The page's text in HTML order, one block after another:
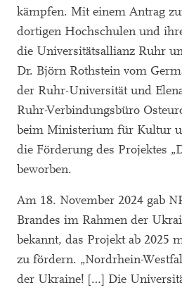
kämpfen. Mit einem Antrag
dortigen Hochschulen und
die Universitätsallianz Ruhr
Dr. Björn Rothstein vom
der Ruhr-Universität und
Ruhr-Verbindungsbüro
beim Ministerium für Kultur
die Förderung des Projektes
beworben.
Am 18. November 2024 gab
Brandes im Rahmen der
bekannt, das Projekt ab 2025
zu fördern. „Nordrhein-
der Ukraine! […] Die